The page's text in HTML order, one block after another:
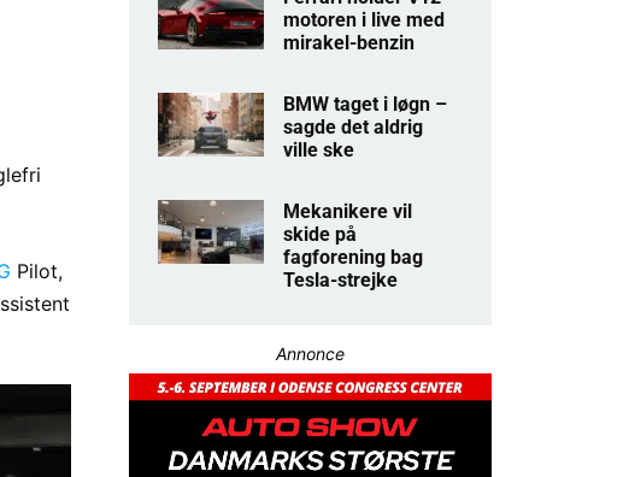
Pilot,
motoren i live med
mirakel-benzin
BMW taget i løgn –
sagde det aldrig
ville ske
Mekanikere vil
skide på
fagforening bag
Tesla-strejke
Annonce